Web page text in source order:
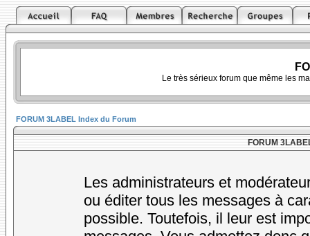
Le très sérieux forum que même les
FORUM 3LABEL Index du Forum
FORUM
Les administrateurs et
ou éditer tous les messages à
possible. Toutefois, il leur est